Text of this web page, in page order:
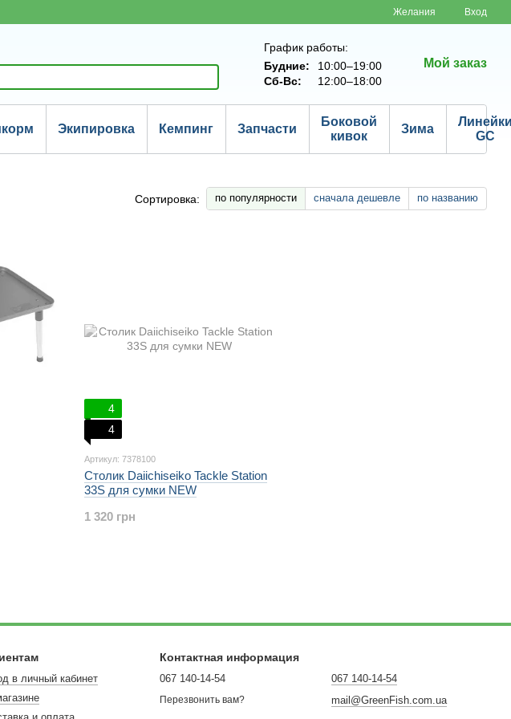
Желания Вход
График работы:
Будние:
10:00–19:00
Сб-Вс:
12:00–18:00
Мой заказ
Экипировка Кемпинг Запчасти
Боковой
кивок
Зима
GC
Сортировка: по популярности сначала дешевле по названию
4
4
Артикул: 7378100
Столик Daiichiseiko Tackle Station
33S для сумки NEW
1 320 грн
в личный кабинет
Контактная информация
067 140-14-54
Перезвонить вам?
067 140-14-54
mail@GreenFish.com.ua